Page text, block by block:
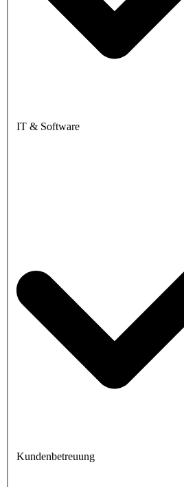
IT & Software
Kundenbetreuung